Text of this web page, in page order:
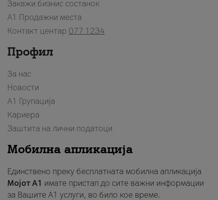
Закажи бизнис состанок
A1 Продажни места
Контакт центар 077 1234
Профил
За нас
Новости
А1 Групација
Кариера
Заштита на лични податоци
Мобилна апликација
Единствено преку бесплатната мобилна апликација
Мојот A1 имате пристап до сите важни информации
за Вашите A1 услуги, во било кое време.